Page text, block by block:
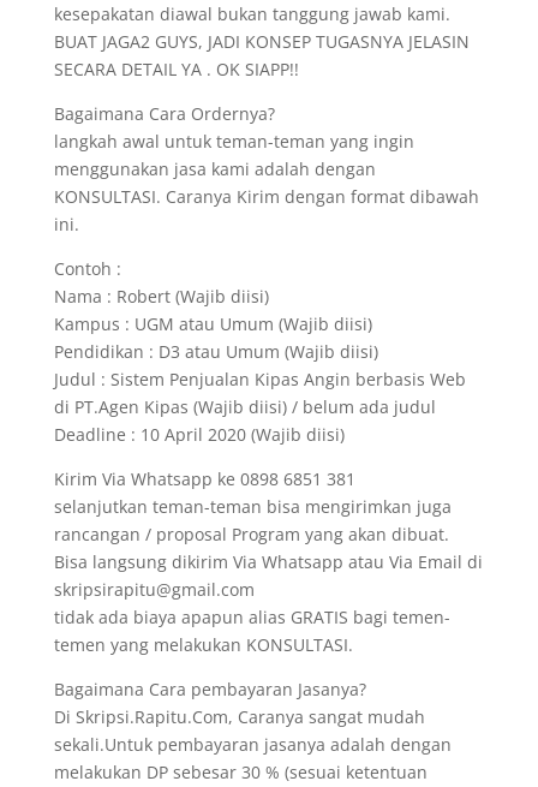
kesepakatan diawal bukan tanggung jawab kami.
BUAT JAGA2 GUYS, JADI KONSEP TUGASNYA JELASIN
SECARA DETAIL YA . OK SIAPP!!
Bagaimana Cara Ordernya?
langkah awal untuk teman-teman yang ingin
menggunakan jasa kami adalah dengan
KONSULTASI. Caranya Kirim dengan format dibawah
ini.
Contoh :
Nama : Robert (Wajib diisi)
Kampus : UGM atau Umum (Wajib diisi)
Pendidikan : D3 atau Umum (Wajib diisi)
Judul : Sistem Penjualan Kipas Angin berbasis Web
di PT.Agen Kipas (Wajib diisi) / belum ada judul
Deadline : 10 April 2020 (Wajib diisi)
Kirim Via Whatsapp ke 0898 6851 381
selanjutkan teman-teman bisa mengirimkan juga
rancangan / proposal Program yang akan dibuat.
Bisa langsung dikirim Via Whatsapp atau Via Email di
skripsirapitu@gmail.com
tidak ada biaya apapun alias GRATIS bagi temen-
temen yang melakukan KONSULTASI.
Bagaimana Cara pembayaran Jasanya?
Di Skripsi.Rapitu.Com, Caranya sangat mudah
sekali.Untuk pembayaran jasanya adalah dengan
melakukan DP sebesar 30 % (sesuai ketentuan